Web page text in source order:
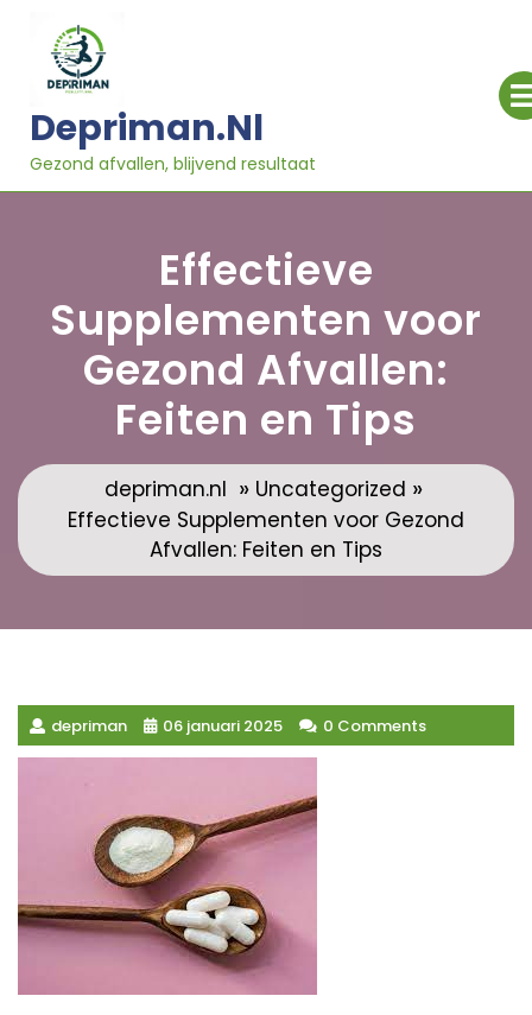
inhoud
Depriman.nl
Gezond afvallen, blijvend resultaat
Effectieve
Supplementen voor
Gezond Afvallen:
Feiten en Tips
depriman.nl » Uncategorized »
Effectieve Supplementen voor Gezond
Afvallen: Feiten en Tips
depriman 06 januari 2025 0 Comments